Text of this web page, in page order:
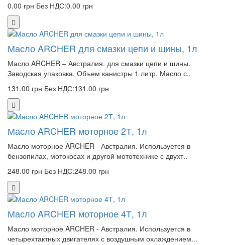
0.00 грн Без НДС:0.00 грн
Масло ARCHER для смазки цепи и шины, 1л
Масло ARCHER – Австралия. для смазки цепи и шины.
Заводская упаковка. Объем канистры 1 литр. Масло с..
131.00 грн Без НДС:131.00 грн
Масло ARCHER моторное 2Т, 1л
Масло моторное ARCHER - Австралия. Используется в
бензопилах, мотокосах и другой мототехнике с двухт..
248.00 грн Без НДС:248.00 грн
Масло ARCHER моторное 4Т, 1л
Масло моторное ARCHER - Австралия. Используется в
четырехтактных двигателях с воздушным охлаждением...